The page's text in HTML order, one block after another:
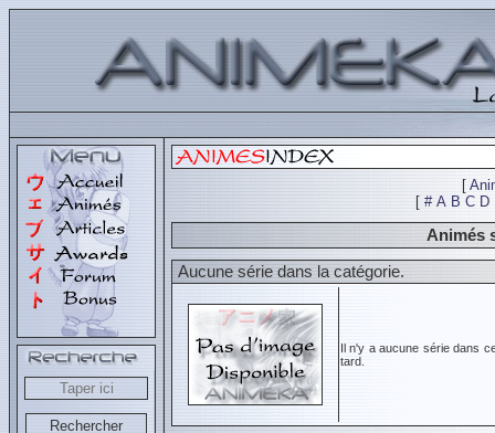
[
[ # A B C D
Animés
Aucune série dans la catégorie.
Il n'y a aucune série dans
tard.